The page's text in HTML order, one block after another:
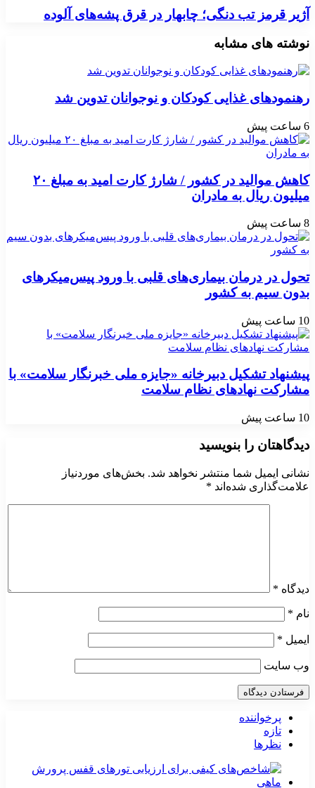
آژیر قرمز تب دنگی؛ چابهار در قرق پشه‌های آلوده
نوشته های مشابه
رهنمودهای غذایی کودکان و نوجوانان تدوین شد
6 ساعت پیش
کاهش موالید در کشور / شارژ کارت امید به مبلغ ۲۰
میلیون ریال به مادران
8 ساعت پیش
تحول در درمان بیماری‌های قلبی با ورود پیس‌میکرهای
بدون سیم به کشور
10 ساعت پیش
پیشنهاد تشکیل دبیرخانه «جایزه ملی خبرنگار سلامت» با
مشارکت نهادهای نظام سلامت
10 ساعت پیش
دیدگاهتان را بنویسید
نشانی ایمیل شما منتشر نخواهد شد. بخش‌های موردنیاز
علامت‌گذاری شده‌اند *
دیدگاه *
نام *
ایمیل *
وب‌ سایت
پرخواننده
تازه
نظرها